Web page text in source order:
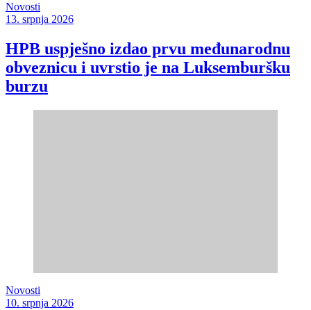
Novosti
13. srpnja 2026
HPB uspješno izdao prvu međunarodnu
obveznicu i uvrstio je na Luksemburšku
burzu
Novosti
10. srpnja 2026